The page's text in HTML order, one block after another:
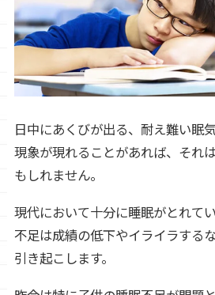
日中にあくびが出る、耐え難い眠
現象が現れることがあれば、それ
もしれません。
現代において十分に睡眠がとれて
不足は成績の低下やイライラする
引き起こします。